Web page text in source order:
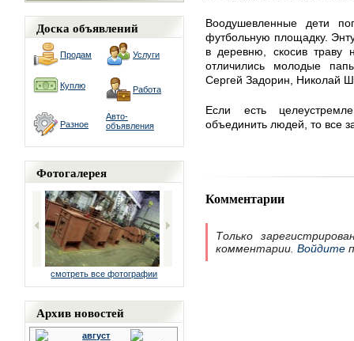
Доска объявлений
Продам Услуги
Куплю Работа
Разное
Авто-
объявления
Фотогалерея
смотреть все фотографии
Архив новостей
август
Воодушевленные дети
футбольную площадку.
в деревню, скосив
отличились молодые
Сергей Задорин, Николай
Если есть
объединить людей, то все
Комментарии
Только
комментарии. Войдите